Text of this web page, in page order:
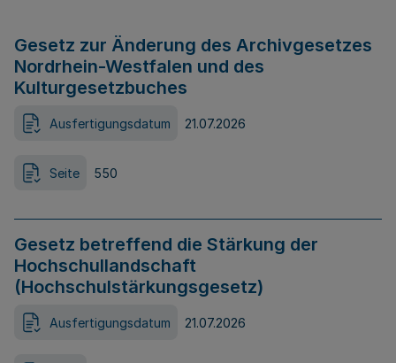
Gesetz zur Änderung des Archivgesetzes
Nordrhein-Westfalen und des
Kulturgesetzbuches
Ausfertigungsdatum 21.07.2026
Seite 550
Gesetz betreffend die Stärkung der
Hochschullandschaft
(Hochschulstärkungsgesetz)
Ausfertigungsdatum 21.07.2026